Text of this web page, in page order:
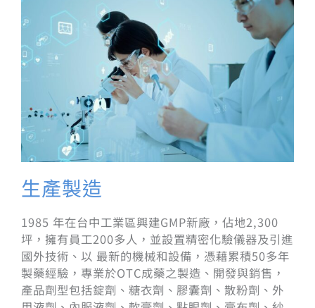
生產製造
1985 年在台中工業區興建GMP新廠，佔地2,300
坪，擁有員工200多人，並設置精密化驗儀器及引進
國外技術、以 最新的機械和設備，憑藉累積50多年
製藥經驗，專業於OTC成藥之製造、開發與銷售，
產品劑型包括錠劑、糖衣劑、膠囊劑、散粉劑、外